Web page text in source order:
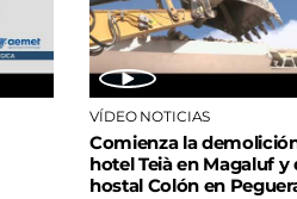
VÍDEO NOTICIAS
Comienza la
hotel Teià en Magaluf y
hostal Colón en